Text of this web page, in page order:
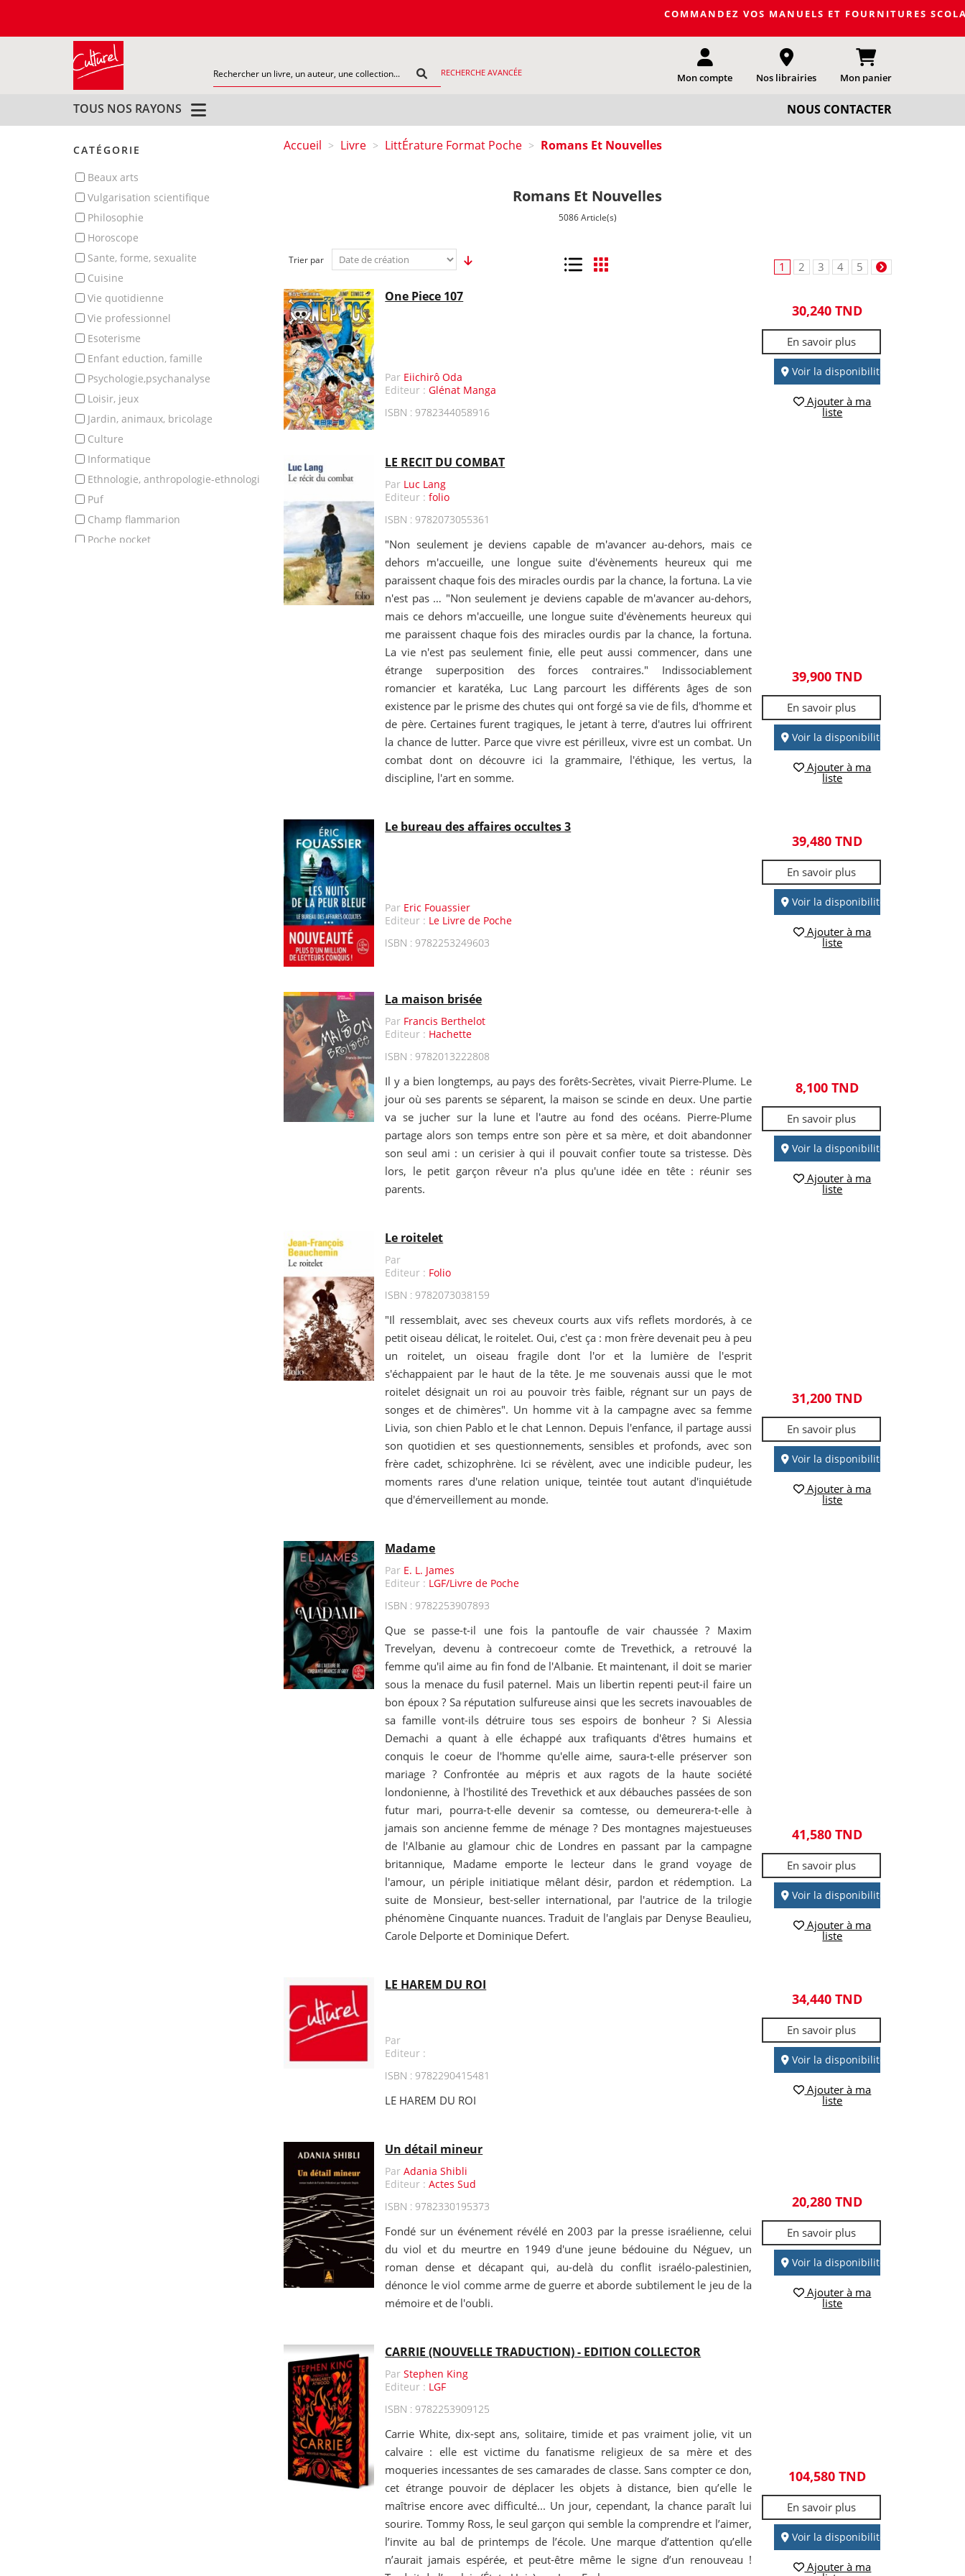
COMMANDEZ VOS MANUELS ET FOURNITURES
RECHERCHE AVANCÉE Mon compte Nos librairies Mon panier
TOUS NOS RAYONS NOUS CONTACTER
CATÉGORIE
beaux arts
vulgarisation scientifique
philosophie
horoscope
sante, forme, sexualite
cuisine
vie quotidienne
vie professionnel
esoterisme
enfant eduction, famille
psychologie,psychanalyse
loisir, jeux
jardin, animaux, bricolage
culture
informatique
ethnologie, anthropologie-ethnologi
puf
champ flammarion
poche pocket
Accueil > Livre > LittÉrature Format Poche > Romans Et Nouvelles
Romans Et Nouvelles
5086 Article(s)
Trier par Liste Grille 1 2 3 4 5
One Piece 107
Par Eiichirô Oda
Editeur :Glénat Manga
ISBN : 9782344058916
30,240 TND
En savoir plus
Voir la disponibilité
Ajouter à ma
liste
LE RECIT DU COMBAT
Par Luc Lang
Editeur :folio
ISBN : 9782073055361
"Non seulement je deviens capable de m'avancer au-dehors, mais ce
dehors m'accueille, une longue suite d'évènements heureux qui me
paraissent chaque fois des miracles ourdis par la chance, la fortuna. La vie
n'est pas … "Non seulement je deviens capable de m'avancer au-dehors,
mais ce dehors m'accueille, une longue suite d'évènements heureux qui
me paraissent chaque fois des miracles ourdis par la chance, la fortuna.
La vie n'est pas seulement finie, elle peut aussi commencer, dans une
étrange superposition des forces contraires." Indissociablement
romancier et karatéka, Luc Lang parcourt les différents âges de son
existence par le prisme des chutes qui ont forgé sa vie de fils, d'homme et
de père. Certaines furent tragiques, le jetant à terre, d'autres lui offrirent
la chance de lutter. Parce que vivre est périlleux, vivre est un combat. Un
combat dont on découvre ici la grammaire, l'éthique, les vertus, la
discipline, l'art en somme.
39,900 TND
En savoir plus
Voir la disponibilité
Ajouter à ma
liste
Le bureau des affaires occultes 3
Par Eric Fouassier
Editeur : Le Livre de Poche
ISBN : 9782253249603
39,480 TND
En savoir plus
Voir la disponibilité
Ajouter à ma
liste
La maison brisée
Par Francis Berthelot
Editeur : Hachette
ISBN : 9782013222808
Il y a bien longtemps, au pays des forêts-Secrètes, vivait Pierre-Plume. Le
jour où ses parents se séparent, la maison se scinde en deux. Une partie
va se jucher sur la lune et l'autre au fond des océans. Pierre-Plume
partage alors son temps entre son père et sa mère, et doit abandonner
son seul ami : un cerisier à qui il pouvait confier toute sa tristesse. Dès
lors, le petit garçon rêveur n'a plus qu'une idée en tête : réunir ses
parents.
8,100 TND
En savoir plus
Voir la disponibilité
Ajouter à ma
liste
Le roitelet
Par
Editeur : Folio
ISBN : 9782073038159
"Il ressemblait, avec ses cheveux courts aux vifs reflets mordorés, à ce
petit oiseau délicat, le roitelet. Oui, c'est ça : mon frère devenait peu à peu
un roitelet, un oiseau fragile dont l'or et la lumière de l'esprit
s'échappaient par le haut de la tête. Je me souvenais aussi que le mot
roitelet désignait un roi au pouvoir très faible, régnant sur un pays de
songes et de chimères". Un homme vit à la campagne avec sa femme
Livia, son chien Pablo et le chat Lennon. Depuis l'enfance, il partage aussi
son quotidien et ses questionnements, sensibles et profonds, avec son
frère cadet, schizophrène. Ici se révèlent, avec une indicible pudeur, les
moments rares d'une relation unique, teintée tout autant d'inquiétude
que d'émerveillement au monde.
31,200 TND
En savoir plus
Voir la disponibilité
Ajouter à ma
liste
Madame
Par E. L. James
Editeur : LGF/Livre de Poche
ISBN : 9782253907893
Que se passe-t-il une fois la pantoufle de vair chaussée ? Maxim
Trevelyan, devenu à contrecoeur comte de Trevethick, a retrouvé la
femme qu'il aime au fin fond de l'Albanie. Et maintenant, il doit se marier
sous la menace du fusil paternel. Mais un libertin repenti peut-il faire un
bon époux ? Sa réputation sulfureuse ainsi que les secrets inavouables de
sa famille vont-ils détruire tous ses espoirs de bonheur ? Si Alessia
Demachi a quant à elle échappé aux trafiquants d'êtres humains et
conquis le coeur de l'homme qu'elle aime, saura-t-elle préserver son
mariage ? Confrontée au mépris et aux ragots de la haute société
londonienne, à l'hostilité des Trevethick et aux débauches passées de son
futur mari, pourra-t-elle devenir sa comtesse, ou demeurera-t-elle à
jamais son ancienne femme de ménage ? Des montagnes majestueuses
de l'Albanie au glamour chic de Londres en passant par la campagne
britannique, Madame emporte le lecteur dans le grand voyage de
l'amour, un périple initiatique mêlant désir, pardon et rédemption. La
suite de Monsieur, best-seller international, par l'autrice de la trilogie
phénomène Cinquante nuances. Traduit de l'anglais par Denyse Beaulieu,
Carole Delporte et Dominique Defert.
41,580 TND
En savoir plus
Voir la disponibilité
Ajouter à ma
liste
LE HAREM DU ROI
Par
Editeur :
ISBN : 9782290415481
LE HAREM DU ROI
34,440 TND
En savoir plus
Voir la disponibilité
Ajouter à ma
liste
Un détail mineur
ParAdania Shibli
Editeur :Actes Sud
ISBN : 9782330195373
Fondé sur un événement révélé en 2003 par la presse israélienne, celui
du viol et du meurtre en 1949 d'une jeune bédouine du Néguev, un
roman dense et décapant qui, au-delà du conflit israélo-palestinien,
dénonce le viol comme arme de guerre et aborde subtilement le jeu de la
mémoire et de l'oubli.
20,280 TND
En savoir plus
Voir la disponibilité
Ajouter à ma
liste
CARRIE (NOUVELLE TRADUCTION) - EDITION COLLECTOR
ParStephen King
Editeur : LGF
ISBN : 9782253909125
Carrie White, dix-sept ans, solitaire, timide et pas vraiment jolie, vit un
calvaire : elle est victime du fanatisme religieux de sa mère et des
moqueries incessantes de ses camarades de classe. Sans compter ce don,
cet étrange pouvoir de déplacer les objets à distance, bien qu’elle le
maîtrise encore avec difficulté... Un jour, cependant, la chance paraît lui
sourire. Tommy Ross, le seul garçon qui semble la comprendre et l’aimer,
l’invite au bal de printemps de l’école. Une marque d’attention qu’elle
n’aurait jamais espérée, et peut-être même le signe d’un renouveau !
104,580 TND
En savoir plus
Voir la disponibilité
Ajouter à ma